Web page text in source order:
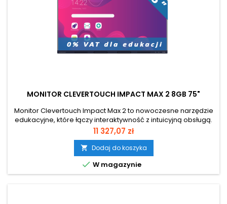
MONITOR CLEVERTOUCH IMPACT MAX 2 8GB 75"
Monitor Clevertouch Impact Max 2 to nowoczesne narzędzie
edukacyjne, które łączy interaktywność z intuicyjną obsługą.
Jest idealnym rozwiązaniem dla szkół i uczelni, które pragną
w pełni wykorzystać możliwości technologii w nauczaniu,
zarówno stacjonarnym, jak i hybrydowym. Dla edukacji zakup
z 0% VAT Przekątna ekranu 75 cali Android 13.0
Cena
11 327,07 zł
 Dodaj do koszyka
 W magazynie